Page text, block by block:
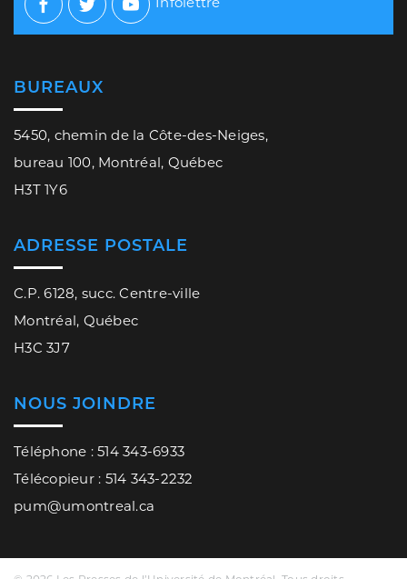
Facebook
TwitterYoutube
BUREAUX
5450, chemin de la Côte-des-Neiges,
bureau 100, Montréal, Québec
H3T 1Y6
ADRESSE POSTALE
C.P. 6128, succ. Centre-ville
Montréal, Québec
H3C 3J7
NOUS JOINDRE
Téléphone : 514 343-6933
Télécopieur : 514 343-2232
pum@umontreal.ca